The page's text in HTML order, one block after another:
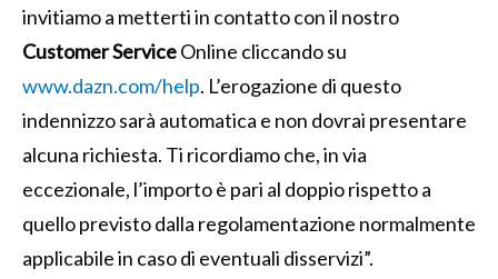
invitiamo a metterti in contatto con il nostro
Customer ServiceOnline cliccando su
www.dazn.com/help. L’erogazione di questo
indennizzo sarà automatica e non dovrai presentare
alcuna richiesta. Ti ricordiamo che, in via
eccezionale, l’importo è pari al doppio rispetto a
quello previsto dalla regolamentazione normalmente
applicabile in caso di eventuali disservizi”.